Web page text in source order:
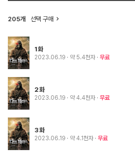
205개 선택 구매
1화
2023.06.19 · 약 5.4천자 무료
2화
2023.06.19 · 약 4.4천자 무료
3화
2023.06.19 · 약 4.1천자 무료